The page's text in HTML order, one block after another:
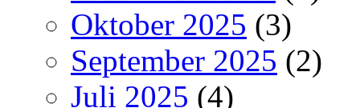
Oktober 2025 (3)
September 2025 (2)
Juli 2025 (4)